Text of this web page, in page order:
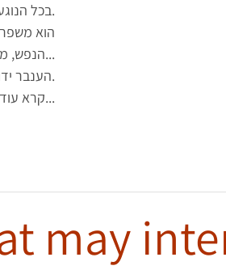
בכל הנוגע לריפוי טבעי, הרגשה טובה והרמוניה, ענבר בלטי הוא הפתרון.
הוא
הנפש, מפיג דכאון ועוד תכונות רבות...
הענבר ידוע גם כמושך אהבה וזוגיות, הצלחה, שגשוג וחוכמה עתיקה.
קרא עוד על יתרונות הענבר הבלטי...
may